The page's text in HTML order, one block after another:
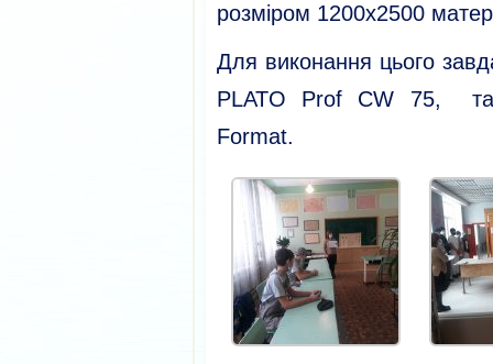
розміром 1200х2500
Для виконання цього
PLATO Prof CW 75, та
Format.